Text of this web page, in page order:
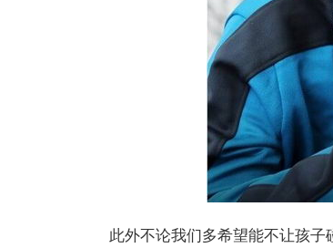
此外不论我们多希望能不让孩子